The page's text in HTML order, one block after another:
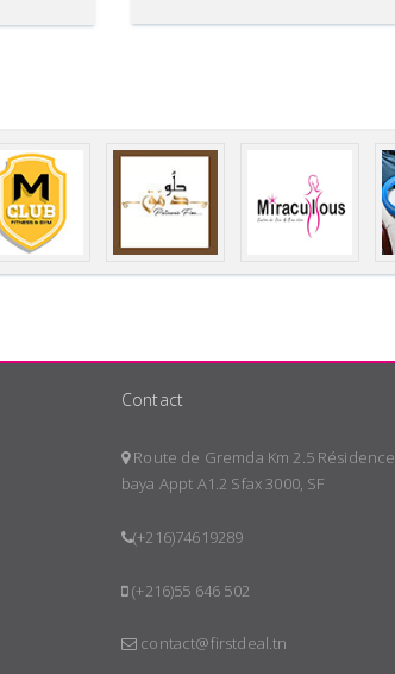
Contact
Route de Gremda Km 2.5 Résidence
baya Appt A1.2 Sfax 3000, SF
(+216)74619289
(+216)55 646 502
contact@firstdeal.tn